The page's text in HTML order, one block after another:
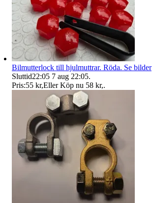
Bilmutterlock till hjulmuttrar. Röda. Se bilder
Sluttid22:05 7 aug 22:05.
Pris:55 kr,Eller Köp nu 58 kr,.